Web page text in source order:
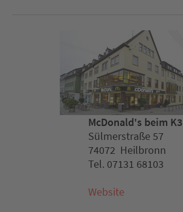
McDonald's beim K3
Sülmerstraße 57
74072 Heilbronn
Tel. 07131 68103
Website